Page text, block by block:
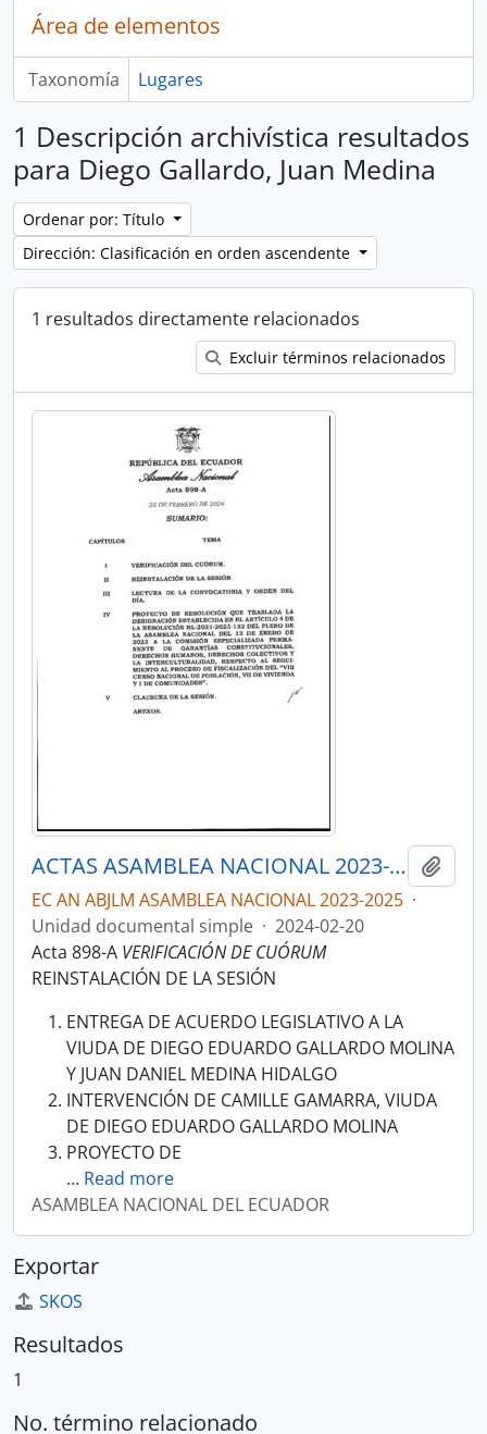
Área de elementos
Taxonomía Lugares
1 Descripción archivística resultados
para Diego Gallardo, Juan Medina
Ordenar por: Título
Dirección: Clasificación en orden ascendente
1 resultados directamente relacionados
Excluir términos relacionados
ACTAS ASAMBLEA NACIONAL 2023-2025
EC AN ABJLM ASAMBLEA NACIONAL 2023-2025 ·
Unidad documental simple · 2024-02-20
Acta 898-A VERIFICACIÓN DE CUÓRUM
REINSTALACIÓN DE LA SESIÓN
ENTREGA DE ACUERDO LEGISLATIVO A LA
VIUDA DE DIEGO EDUARDO GALLARDO MOLINA
Y JUAN DANIEL MEDINA HIDALGO
INTERVENCIÓN DE CAMILLE GAMARRA, VIUDA
DE DIEGO EDUARDO GALLARDO MOLINA
PROYECTO DE
… Read more
ASAMBLEA NACIONAL DEL ECUADOR
Exportar
SKOS
Resultados
1
No. término relacionado